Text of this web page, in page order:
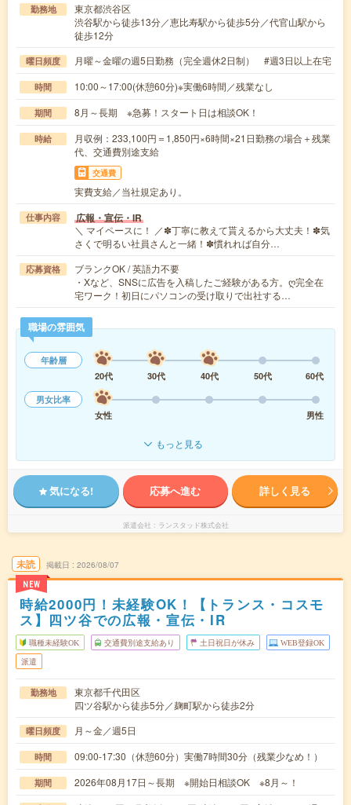
勤務地
東京都渋谷区
渋谷駅から徒歩13分／恵比寿駅から徒歩5分／代官山駅から
徒歩12分
曜日頻度 月曜～金曜の週5日勤務（完全週休2日制） #週3日以上在宅
時間 10:00～17:00(休憩60分)※実働6時間／残業なし
期間 8月～長期 ※急募！スタート日は相談OK！
時給
月収例：233,100円＝1,850円×6時間×21日勤務の場合＋残業
代、交通費別途支給
交通費
実費支給／当社規定あり。
仕事内容 広報・宣伝・IR
＼ マイペースに！ ／✽丁寧に教えて貰えるから大丈夫！✽気
さくで明るい社員さんと一緒！✽慣れれば自分…
応募資格
ブランクOK / 英語力不要
・Xなど、SNSに広告を入稿したご経験がある方。ღ完全在
宅ワーク！初日にパソコンの受け取りで出社する…
職場の雰囲気
年齢層
20代
30代 40代 50代
60代
男女比率
女性
男性
もっと見る
気になる! 応募へ進む 詳しく見る
派遣会社 ランスタッド株式会社
未読
NEW
掲載日 2026/08/07
時給2000円！未経験OK！【トランス・コスモ
ス】四ツ谷での広報・宣伝・IR
職種未経験OK 交通費別途支給あり 土日祝日が休み WEB登録OK
派遣
勤務地
東京都千代田区
四ツ谷駅から徒歩5分／麹町駅から徒歩2分
曜日頻度 月～金／週5日
時間 09:00-17:30（休憩60分）実働7時間30分（残業少なめ！）
期間 2026年08月17日～長期 ※開始日相談OK ※8月～！